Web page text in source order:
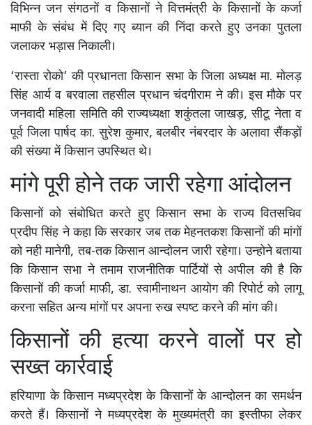
विभिन्न जन संगठनों व किसानों ने वित्तमंत्री के किसानों के कर्जा
माफी के संबंध में दिए गए ब्यान की निंदा करते हुए उनका पुतला
जलाकर भड़ास निकाली।
‘रास्ता रोको’ की प्रधानता किसान सभा के जिला अध्यक्ष मा. मोलड़
सिंह आर्य व बरवाला तहसील प्रधान चंदगीराम ने की। इस मौके पर
जनवादी महिला समिति की राज्यध्यक्षा शकुंतला जाखड़, सीटू नेता व
पूर्व जिला पार्षद का. सुरेश कुमार, बलबीर नंबरदार के अलावा सैंकड़ों
की संख्या में किसान उपस्थित थे।
मांगे पूरी होने तक जारी रहेगा आंदोलन
किसानों को संबोधित करते हुए किसान सभा के राज्य वितसचिव
प्रदीप सिंह ने कहा कि सरकार जब तक मेहनतकश किसानों की मांगों
को नही मानेगी, तब-तक किसान आन्दोलन जारी रहेगा। उन्होने बताया
कि किसान सभा ने तमाम राजनीतिक पार्टियों से अपील की है कि
किसानों की कर्जा माफी, डा. स्वामीनाथन आयोग की रिपोर्ट को लागू
करना सहित अन्य मांगों पर अपना रुख स्पष्ट करने की मांग की।
किसानों की हत्या करने वालों पर हो
सख्त कार्रवाई
हरियाणा के किसान मध्यप्रदेश के किसानों के आन्दोलन का समर्थन
करते हैं। किसानों ने मध्यप्रदेश के मुख्यमंत्री का इस्तीफा लेकर